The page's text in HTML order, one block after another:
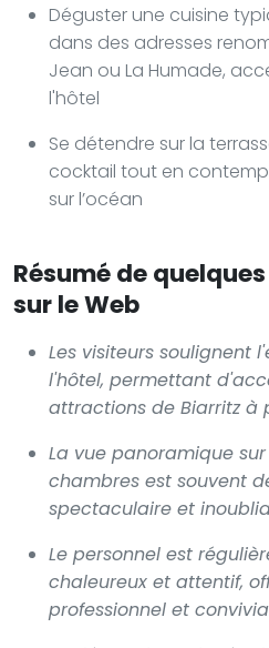
Déguster une cuisine
dans des adresses
Jean ou La Humade,
l'hôtel
Se détendre sur la
cocktail tout en
sur l’océan
Résumé de
sur le Web
Les visiteurs soulignent
l'hôtel, permettant
attractions de Biarritz à
La vue panoramique
chambres est souvent
spectaculaire et
Le personnel est
chaleureux et attentif,
professionnel et